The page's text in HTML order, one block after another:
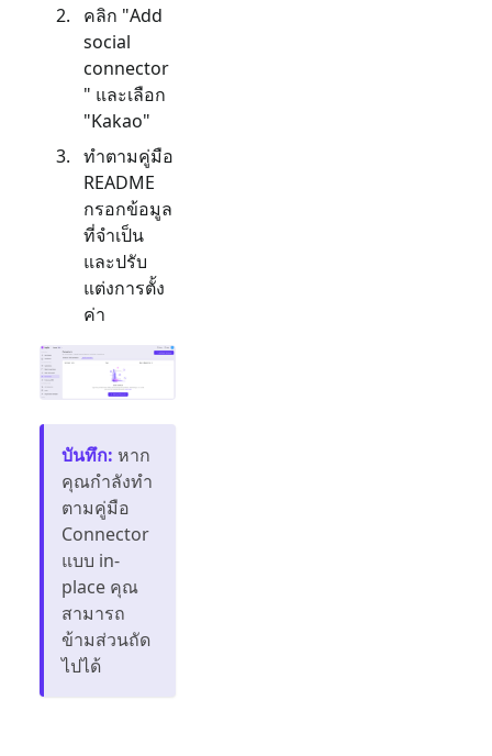
คลิก "Add
social
connector
" และเลือก
"Kakao"
ทำตามคู่มือ
README
กรอกข้อมูล
ที่จำเป็น
และปรับ
แต่งการตั้ง
ค่า
บันทึก: หาก
คุณกำลังทำ
ตามคู่มือ
Connector
แบบ in-
place คุณ
สามารถ
ข้ามส่วนถัด
ไปได้